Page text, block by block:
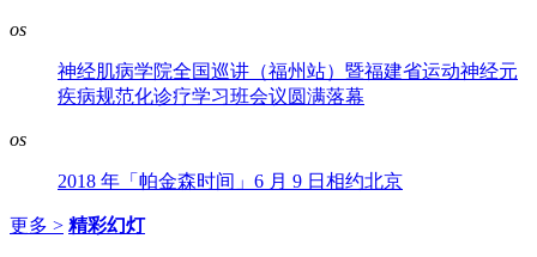
os
神经肌病学院全国巡讲（福州站）暨福建省运动神经元
疾病规范化诊疗学习班会议圆满落幕
os
2018 年「帕金森时间」6 月 9 日相约北京
更多 > 精彩幻灯